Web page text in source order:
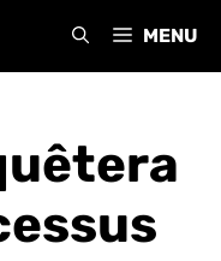
MENU